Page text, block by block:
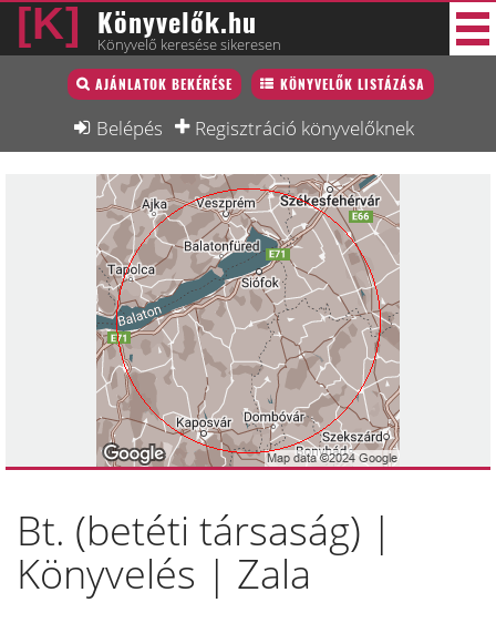
Könyvelők.hu
Könyvelő keresése sikeresen
AJÁNLATOK BEKÉRÉSE KÖNYVELŐK LISTÁZÁSA
Belépés Regisztráció könyvelőknek
Könyvelő lista
Könyvelési munkák
Képzésnaptár
Bt. (betéti társaság) |
Könyvelés | Zala